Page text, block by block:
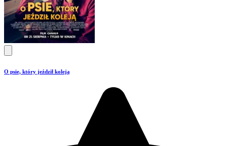
O psie, który jeździł koleją